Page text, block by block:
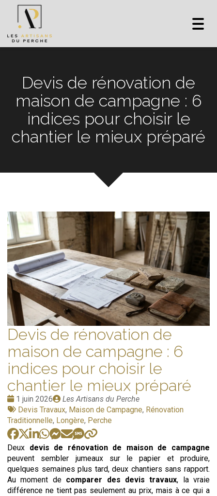
Devis de rénovation de
maison de campagne : 6
indices pour choisir le
chantier le mieux préparé
Devis de rénovation de
maison de campagne : 6
indices pour choisir le
chantier le mieux préparé
Date
:
1 juin 2026
Publié
par
Les Artisans du Perche
Tags
:
Devis Travaux, Maison de Campagne, Rénovation
Traditionnelle, Longère, Perche
Deux devis de rénovation de maison de campagne
peuvent sembler jumeaux sur le papier et produire,
quelques semaines plus tard, deux chantiers sans rapport.
Au moment de comparer des devis travaux, la vraie
différence ne tient pas seulement au prix, mais à ce qui a